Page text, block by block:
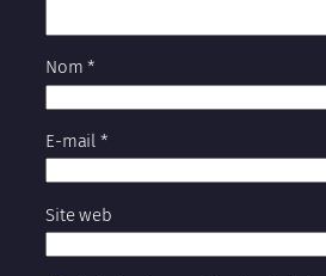
Nom*
E-mail *
Site web